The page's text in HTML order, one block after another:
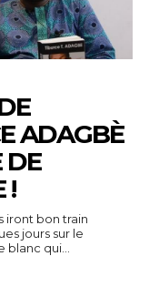
ADAGBÈ
DE
!
iront bon train
jours sur le
blanc qui...